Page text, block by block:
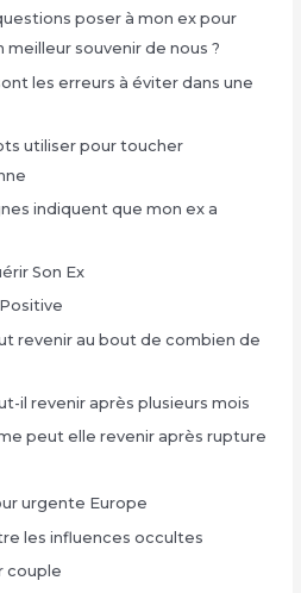
poser à mon ex pour
meilleur souvenir de nous ?
les erreurs à éviter dans une
utiliser pour toucher
indiquent que mon ex a
Son Ex
revenir au bout de combien de
il revenir après plusieurs mois
peut elle revenir après rupture
urgente Europe
les influences occultes
couple